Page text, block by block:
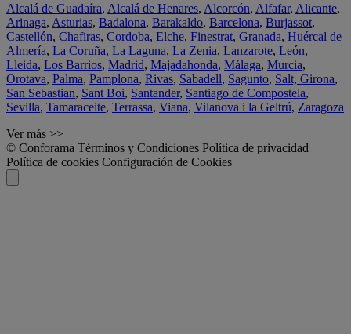
Alcalá de Guadaíra, Alcalá de Henares, Alcorcón, Alfafar, Alicante,
Arinaga, Asturias, Badalona, Barakaldo, Barcelona, Burjassot,
Castellón, Chafiras, Cordoba, Elche, Finestrat, Granada, Huércal de
Almería, La Coruña, La Laguna, La Zenia, Lanzarote, León,
Lleida, Los Barrios, Madrid, Majadahonda, Málaga, Murcia,
Orotava, Palma, Pamplona, Rivas, Sabadell, Sagunto, Salt, Girona,
San Sebastian, Sant Boi, Santander, Santiago de Compostela,
Sevilla, Tamaraceite, Terrassa, Viana, Vilanova i la Geltrú, Zaragoza
Ver más >>
© Conforama Términos y Condiciones Política de privacidad
Política de cookies Configuración de Cookies